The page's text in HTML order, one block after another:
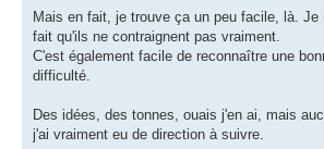
Mais en fait, je trouve ça un peu facile, là.
fait qu'ils ne contraignent pas vraiment.
C'est également facile de reconnaître une
difficulté.
Des idées, des tonnes, ouais j'en ai, mais
j'ai vraiment eu de direction à suivre.